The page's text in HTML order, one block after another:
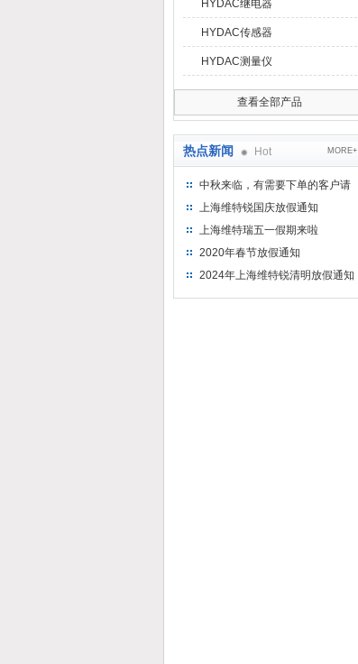
HYDAC继电器
HYDAC传感器
HYDAC测量仪
查看全部产品
热点新闻 Hot MORE+
中秋来临，有需要下单的客户请
提前下单
上海维特锐国庆放假通知
上海维特瑞五一假期来啦
2020年春节放假通知
2024年上海维特锐清明放假通知